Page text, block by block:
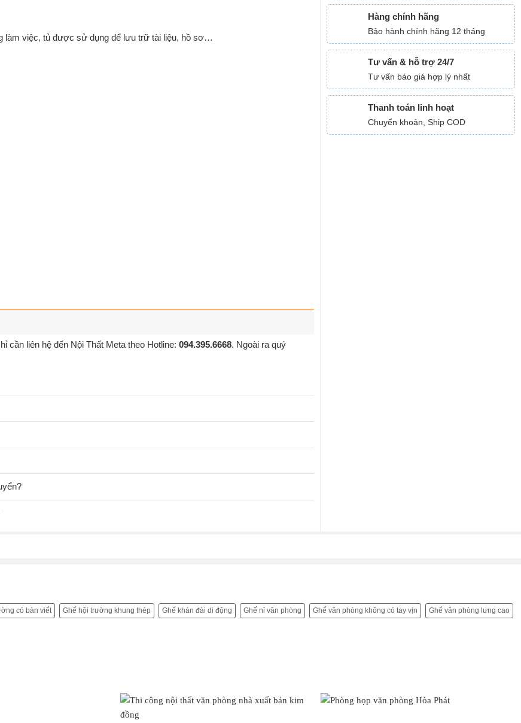
làm việc, tủ được sử dụng để lưu trữ tài liệu, hồ sơ…
cần liên hệ đến Nội Thất Meta theo Hotline: 094.395.6668. Ngoài ra quý
Hàng chính hãng
Bảo hành chính hãng 12 tháng
Tư vấn & hỗ trợ 24/7
Tư vấn báo giá hợp lý nhất
Thanh toán linh hoạt
Chuyển khoản, Ship COD
có bàn viết Ghế hội trường khung thép Ghế khán đài di động Ghế nỉ văn phòng Ghế văn phòng không có tay vịn Ghế văn phòng lưng cao